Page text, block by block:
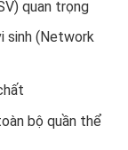
quan trọng
sinh (Network
bộ quần thể